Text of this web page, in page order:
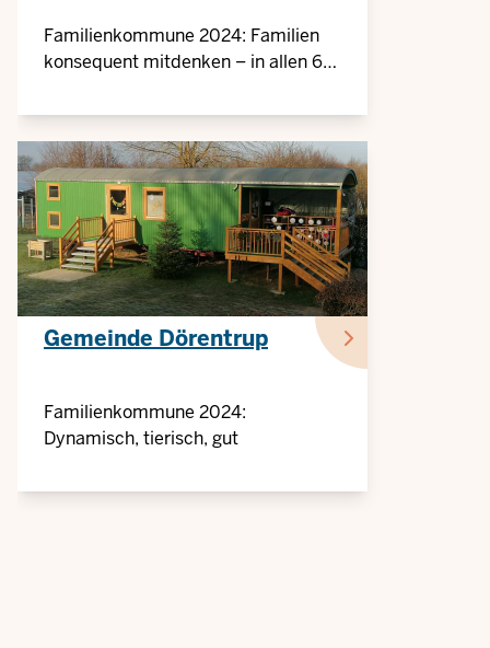
Familienkommune 2024: Familien
konsequent mitdenken – in allen 66
Gemeinde Dörentrup
Familienkommune 2024:
Dynamisch, tierisch, gut